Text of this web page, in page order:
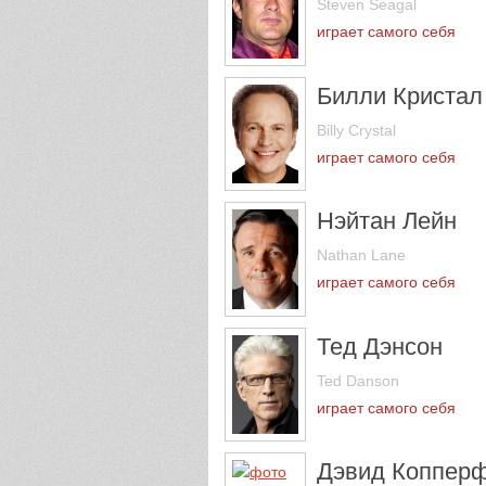
Steven Seagal
играет самого себя
Билли Кристал
Billy Crystal
играет самого себя
Нэйтан Лейн
Nathan Lane
играет самого себя
Тед Дэнсон
Ted Danson
играет самого себя
Дэвид